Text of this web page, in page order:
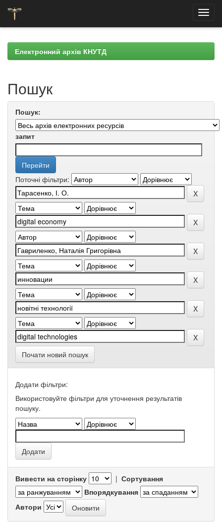
navigationЕлектронний архів КНУТД
Пошук
Пошук:
запит
Поточні фільтри:
Почати новий пошук
Додати фільтри:
Використовуйте фільтри для уточнення результатів
пошуку.
Вивести на сторінку | Сортування
Впорядкування
Автори